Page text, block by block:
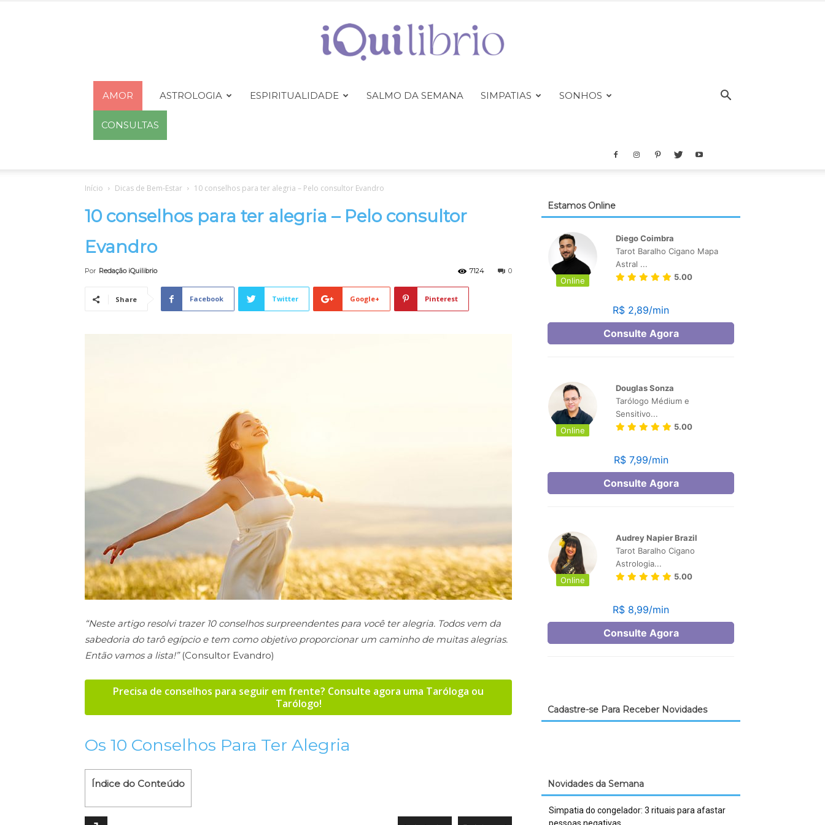
iQuilibrio
AMOR ASTROLOGIA ESPIRITUALIDADE SALMO DA SEMANA SIMPATIAS SONHOS
CONSULTAS
Início Dicas de Bem-Estar 10 conselhos para ter alegria – Pelo consultor Evandro
10 conselhos para ter alegria – Pelo consultor
Evandro
Por Redação iQuilibrio 0
7124
Share Facebook Twitter Google+ Pinterest
“Neste artigo resolvi trazer 10 conselhos surpreendentes para você ter alegria. Todos vem da
sabedoria do tarô egípcio e tem como objetivo proporcionar um caminho de muitas alegrias.
Então vamos a lista!” (Consultor Evandro)
Precisa de conselhos para seguir em frente? Consulte agora uma Taróloga ou
Tarólogo!
Os 10 Conselhos Para Ter Alegria
Índice do Conteúdo
Estamos Online
Cadastre-se Para Receber Novidades
Novidades da Semana
Simpatia do congelador: 3 rituais para afastar